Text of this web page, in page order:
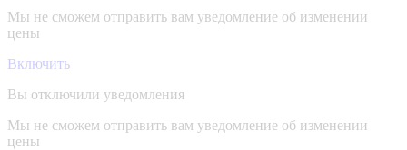
Мы не сможем отправить вам уведомление об изменении
цены
Включить
Вы отключили уведомления
Мы не сможем отправить вам уведомление об изменении
цены